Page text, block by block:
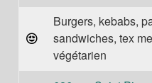
Burgers, kebabs,
sandwiches, tex
végétarien